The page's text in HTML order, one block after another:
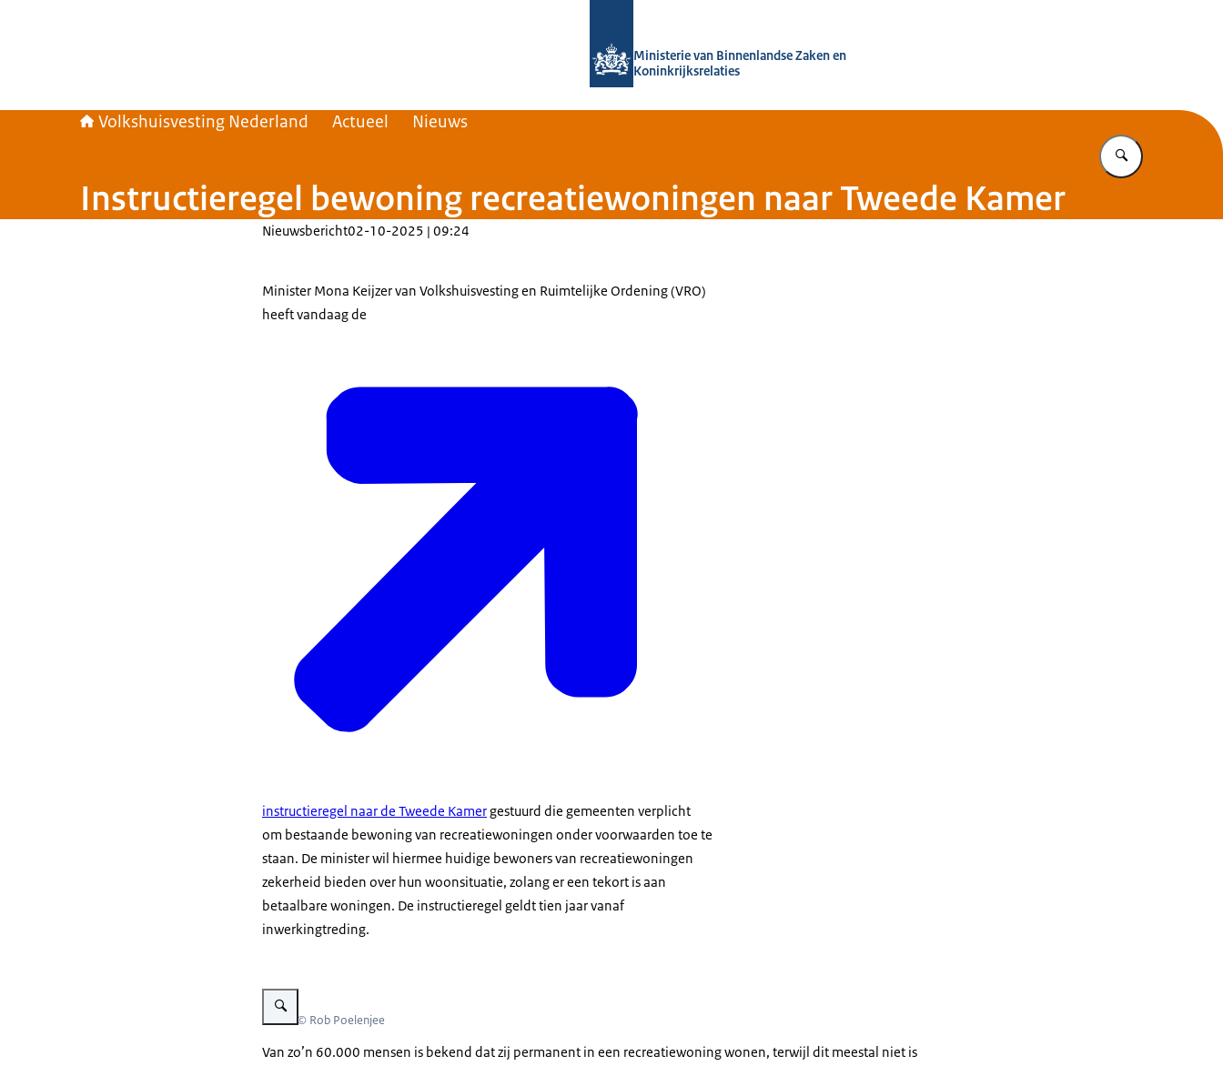
Ministerie van Binnenlandse Zaken en
Koninkrijksrelaties
Volkshuisvesting Nederland Actueel Nieuws
Vul in wat u
Instructieregel bewoning recreatiewoningen naar Tweede Kamer
Nieuwsbericht02-10-2025 | 09:24
Minister Mona Keijzer van Volkshuisvesting en Ruimtelijke Ordening (VRO)
heeft vandaag de
instructieregel naar de Tweede Kamergestuurd die gemeenten verplicht
om bestaande bewoning van recreatiewoningen onder voorwaarden toe te
staan. De minister wil hiermee huidige bewoners van recreatiewoningen
zekerheid bieden over hun woonsituatie, zolang er een tekort is aan
betaalbare woningen. De instructieregel geldt tien jaar vanaf
inwerkingtreding.
Vergroot afbeelding Foto van een vakantiewoning
Beeld: © Rob Poelenjee
Van zo’n 60.000 mensen is bekend dat zij permanent in een recreatiewoning wonen, terwijl dit meestal niet is